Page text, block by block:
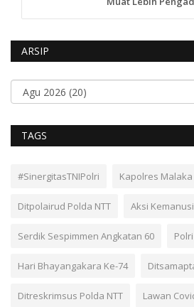
ARSIP
TAGS
#SinergitasTNIPolri Kapolres Malaka
Ditpolairud Polda NTT Aksi
Serdik Sespimmen Angkatan 60
Hari Bhayangakara Ke-74
Ditreskrimsus Polda NTT Lawan